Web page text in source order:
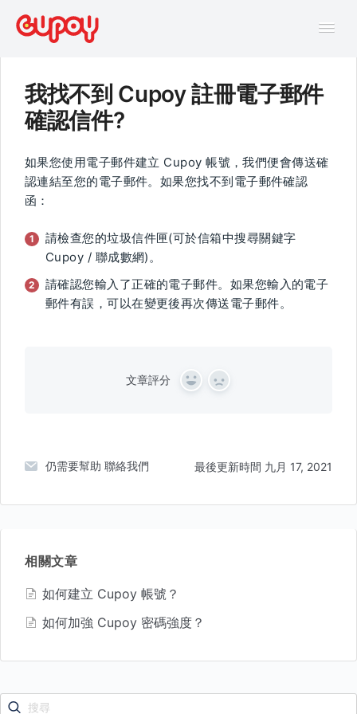
幫助中心
我找不到 Cupoy 註冊電子郵件
確認信件?
如果您使用電子郵件建立 Cupoy 帳號，我們便會傳送確
認連結至您的電子郵件。如果您找不到電子郵件確認
函：
請檢查您的垃圾信件匣(可於信箱中搜尋關鍵字
Cupoy / 聯成數網)。
請確認您輸入了正確的電子郵件。如果您輸入的電子
郵件有誤，可以在變更後再次傳送電子郵件。
文章評分
Y
N
仍需要幫助 聯絡我們 最後更新時間 九月 17, 2021
相關文章
如何建立 Cupoy 帳號？
如何加強 Cupoy 密碼強度？